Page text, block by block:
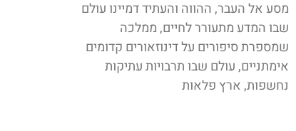
מסע אל העבר, ההווה והעתיד דמיינו עולם
שבו המדע מתעורר לחיים, ממלכה
שמספרת סיפורים על דינוזאורים קדומים
אימתניים, עולם שבו תרבויות עתיקות
נחשפות, ארץ פלאות